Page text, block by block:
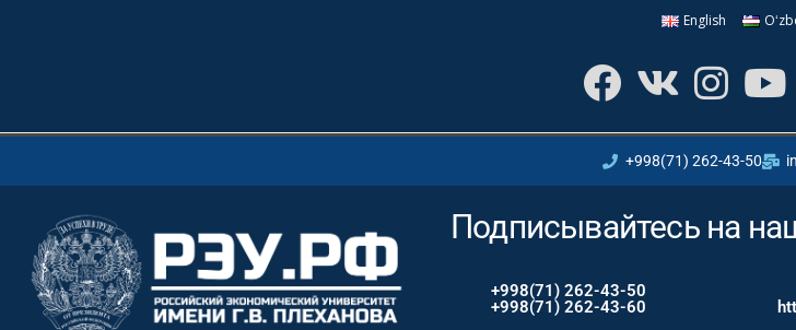
English
+998(71) 262-43-50
Подписывайтесь на
+998(71) 262-43-50
+998(71) 262-43-60